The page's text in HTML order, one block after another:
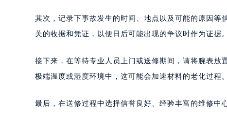
厦门市思明区湖滨东路95号华润大厦
成都市锦江区人民东路6号SAC东原中
长沙市芙蓉区定王台街道建湘路393号
郑州市二七区铭功路10号华润大厦写字
沈阳市沈河区中街路137号亨得利名表
其次，记录下事故发生的时间、地点以及可能的原因等
关的收据和凭证，以便日后可能出现的争议时作为证据。
接下来，在等待专业人员上门或送修期间，请将腕表放
极端温度或湿度环境中，这可能会加速材料的老化过程。
最后，在送修过程中选择信誉良好、经验丰富的维修